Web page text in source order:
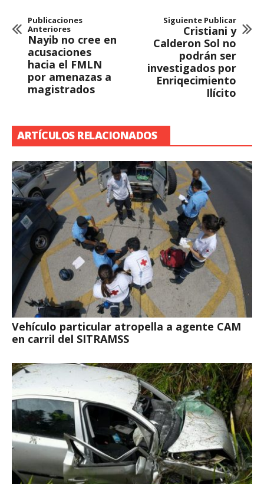
Publicaciones
Anteriores
Nayib no cree en
acusaciones
hacia el FMLN
por amenazas a
magistrados
Siguiente Publicar
Cristiani y
Calderon Sol no
podrán ser
investigados por
Enriqecimiento
Ilícito
ARTÍCULOS RELACIONADOS
Vehículo particular atropella a agente CAM
en carril del SITRAMSS